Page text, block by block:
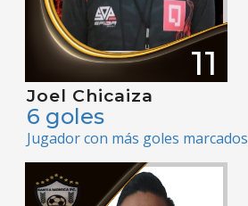
11
Joel Chicaiza
6 goles
Jugador con más goles marcados